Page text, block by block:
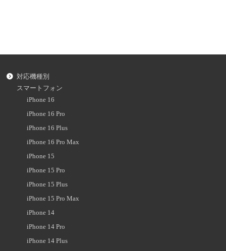
対応機種別
スマートフォン
iPhone 16
iPhone 16 Pro
iPhone 16 Plus
iPhone 16 Pro Max
iPhone 15
iPhone 15 Pro
iPhone 15 Plus
iPhone 15 Pro Max
iPhone 14
iPhone 14 Pro
iPhone 14 Plus